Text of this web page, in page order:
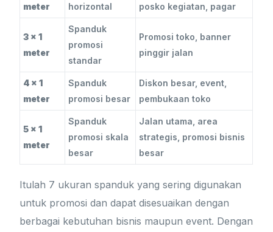
meter
horizontal
posko kegiatan, pagar
3 x 1
meter
Spanduk
promosi
standar
Promosi toko, banner
pinggir jalan
4 x 1
meter
Spanduk
promosi besar
Diskon besar, event,
pembukaan toko
5 x 1
meter
Spanduk
promosi skala
besar
Jalan utama, area
strategis, promosi bisnis
besar
Itulah 7 ukuran spanduk yang sering digunakan
untuk promosi dan dapat disesuaikan dengan
berbagai kebutuhan bisnis maupun event. Dengan